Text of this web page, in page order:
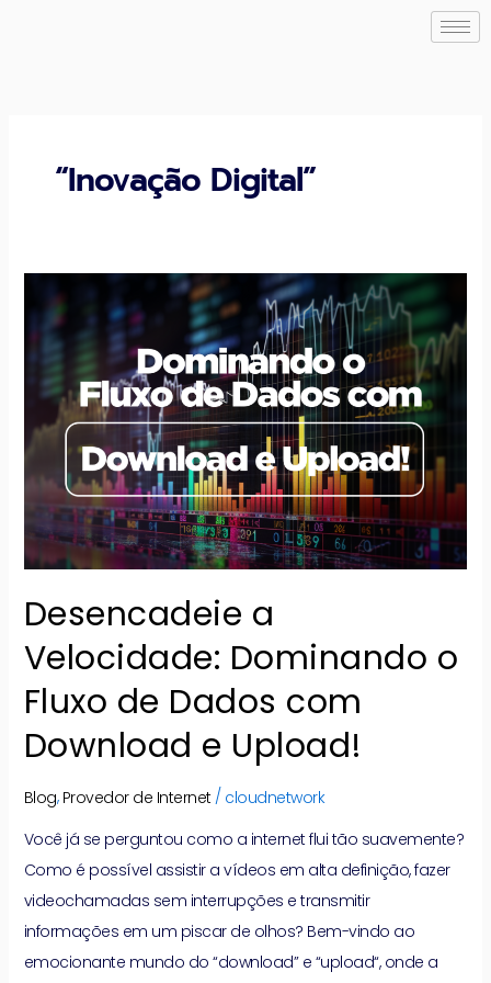
“Inovação Digital”
Desencadeie a
Velocidade: Dominando o
Fluxo de Dados com
Download e Upload!
Blog, Provedor de Internet/ cloudnetwork
Você já se perguntou como a internet flui tão suavemente?
Como é possível assistir a vídeos em alta definição, fazer
videochamadas sem interrupções e transmitir
informações em um piscar de olhos? Bem-vindo ao
emocionante mundo do “download” e “upload“, onde a
Desencadeie
a
Velocidade:
Dominando
Fluxo
de
Dados
com
Download
Upload!